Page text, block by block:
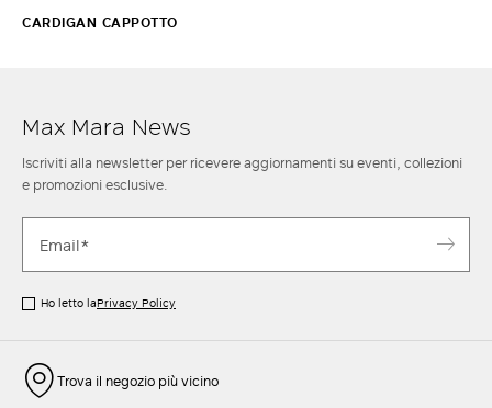
CARDIGAN CAPPOTTO
Max Mara News
Iscriviti alla newsletter per ricevere aggiornamenti su eventi, collezioni
e promozioni esclusive.
Ho letto laPrivacy Policy
Trova il negozio più vicino